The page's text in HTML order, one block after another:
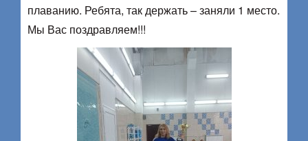
плаванию. Ребята, так держать – заняли 1 место.
Мы Вас поздравляем!!!